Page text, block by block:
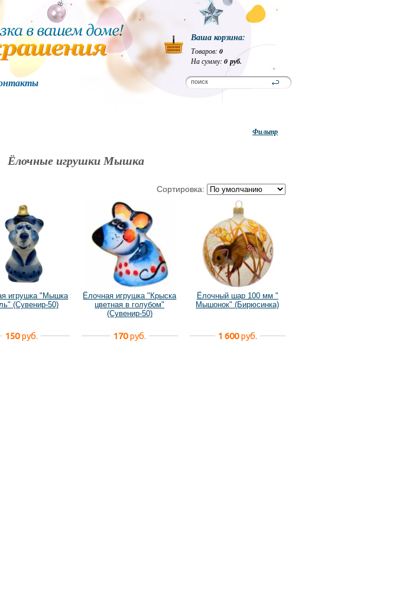
Ваша корзина:
Товаров: 0
На сумму: 0 руб.
Фильтр
Ёлочные игрушки Мышка
Сортировка:
игрушка "Мышка
(Сувенир-50)
150руб.
Ёлочная игрушка "Крыска
цветная в голубом"
(Сувенир-50)
170руб.
Ёлочный шар 100 мм "
Мышонок" (Бирюсинка)
1 600руб.